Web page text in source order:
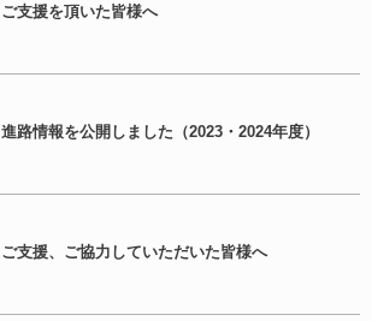
ご支援を頂いた皆様へ
進路情報を公開しました（2023・2024年度）
ご支援、ご協力していただいた皆様へ